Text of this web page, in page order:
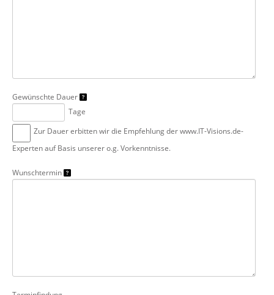
Gewünschte Dauer
Tage
Zur Dauer erbitten wir die Empfehlung der www.IT-Visions.de-
Experten auf Basis unserer o.g. Vorkenntnisse.
Wunschtermin